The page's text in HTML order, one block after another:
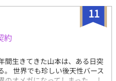
11
約
間生きてきた山本は、ある日突
。 世界でも珍しい後天性バース